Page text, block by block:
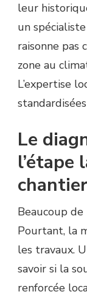
leur
un
raisonne pas
zone au
L’expertise
Le
l’étape
chantier
Beaucoup
Pourtant, la
les travaux.
savoir si la
renforcée